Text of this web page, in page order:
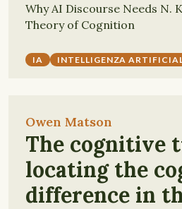
Why AI Discourse Needs N.
Theory of Cognition
IA INTELLIGENZA
Owen Matson
The cognitive
locating the
difference in